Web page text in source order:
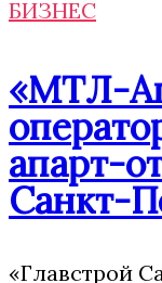
БИЗНЕС
«МТЛ-
апарт-
Санкт-
«Главстрой